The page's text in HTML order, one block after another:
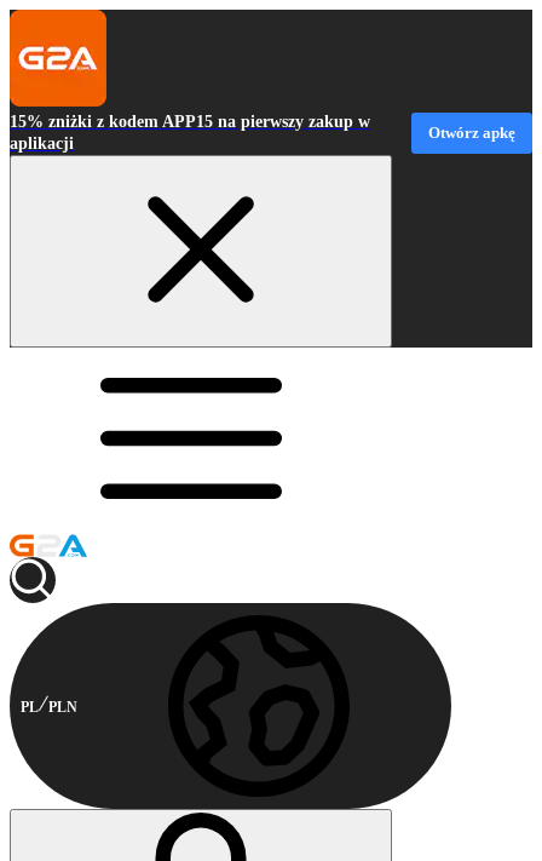
15% zniżki z kodem APP15 na pierwszy zakup w
aplikacji
Otwórz apkę
PL PLN